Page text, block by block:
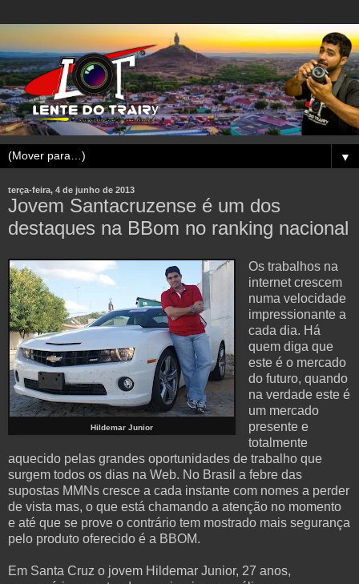
▼
terça-feira, 4 de junho de 2013
Jovem Santacruzense é um dos
destaques na BBom no ranking nacional
Hildemar Junior
Os trabalhos na
internet crescem
numa velocidade
impressionante a
cada dia. Há
quem diga que
este é o mercado
do futuro, quando
na verdade este é
um mercado
presente e
totalmente
aquecido pelas grandes oportunidades de trabalho que
surgem todos os dias na Web. No Brasil a febre das
supostas MMNs cresce a cada instante com nomes a perder
de vista mas, o que está chamando a atenção no momento
e até que se prove o contrário tem mostrado mais segurança
pelo produto oferecido é a BBOM.
Em Santa Cruz o jovem Hildemar Junior, 27 anos,